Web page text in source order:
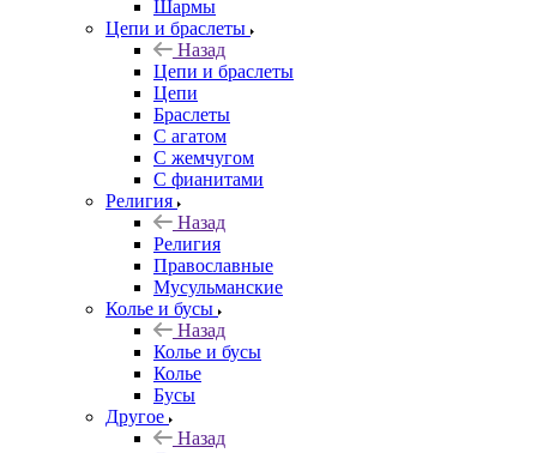
Шармы
Цепи и браслеты
Назад
Цепи и браслеты
Цепи
Браслеты
С агатом
С жемчугом
С фианитами
Религия
Назад
Религия
Православные
Мусульманские
Колье и бусы
Назад
Колье и бусы
Колье
Бусы
Другое
Назад